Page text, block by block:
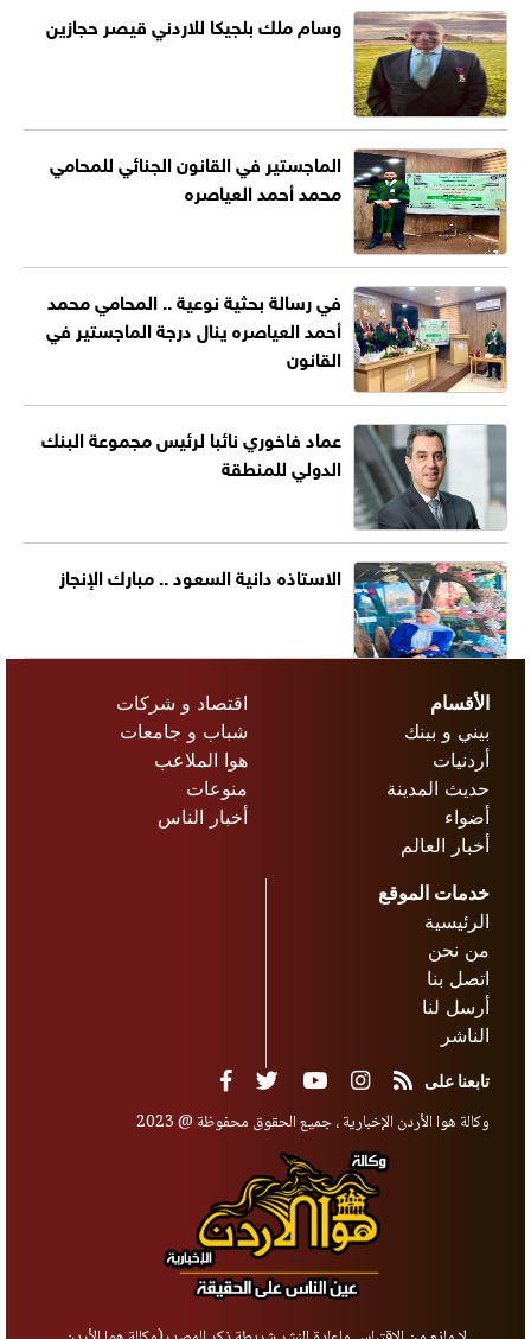
وسام ملك بلجيكا للاردني قيصر حجازين
الماجستير في القانون الجنائي للمحامي
محمد أحمد العياصره
في رسالة بحثية نوعية .. المحامي محمد
أحمد العياصره ينال درجة الماجستير في
القانون
عماد فاخوري نائبا لرئيس مجموعة البنك
الدولي للمنطقة
الاستاذه دانية السعود .. مبارك الإنجاز
الأقسام
بيني و بينك
أردنيات
حديث المدينة
أضواء
أخبار العالم
اقتصاد و شركات
شباب و جامعات
هوا الملاعب
منوعات
أخبار الناس
خدمات الموقع
الرئيسية
من نحن
اتصل بنا
أرسل لنا
الناشر
تابعنا على
وكالة هوا الأردن الإخبارية ، جميع الحقوق محفوظة @ 2023